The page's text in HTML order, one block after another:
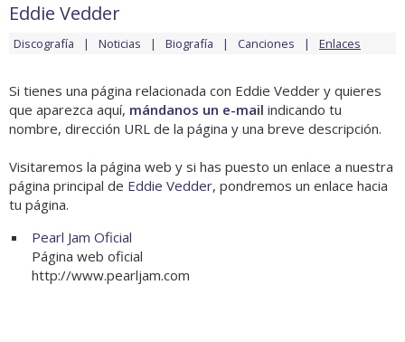
Eddie Vedder
Discografía Noticias Biografía Canciones Enlaces
Si tienes una página relacionada con Eddie Vedder y quieres
que aparezca aquí, mándanos un e-mail indicando tu
nombre, dirección URL de la página y una breve descripción.
Visitaremos la página web y si has puesto un enlace a nuestra
página principal de Eddie Vedder, pondremos un enlace hacia
tu página.
Pearl Jam Oficial
Página web oficial
http://www.pearljam.com